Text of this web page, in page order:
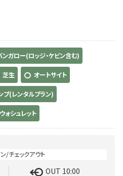
ンガロー(ロッジ・ケビン含む)
芝生 オートサイト
プ(レンタルプラン)
ウォシュレット
OUT 10:00